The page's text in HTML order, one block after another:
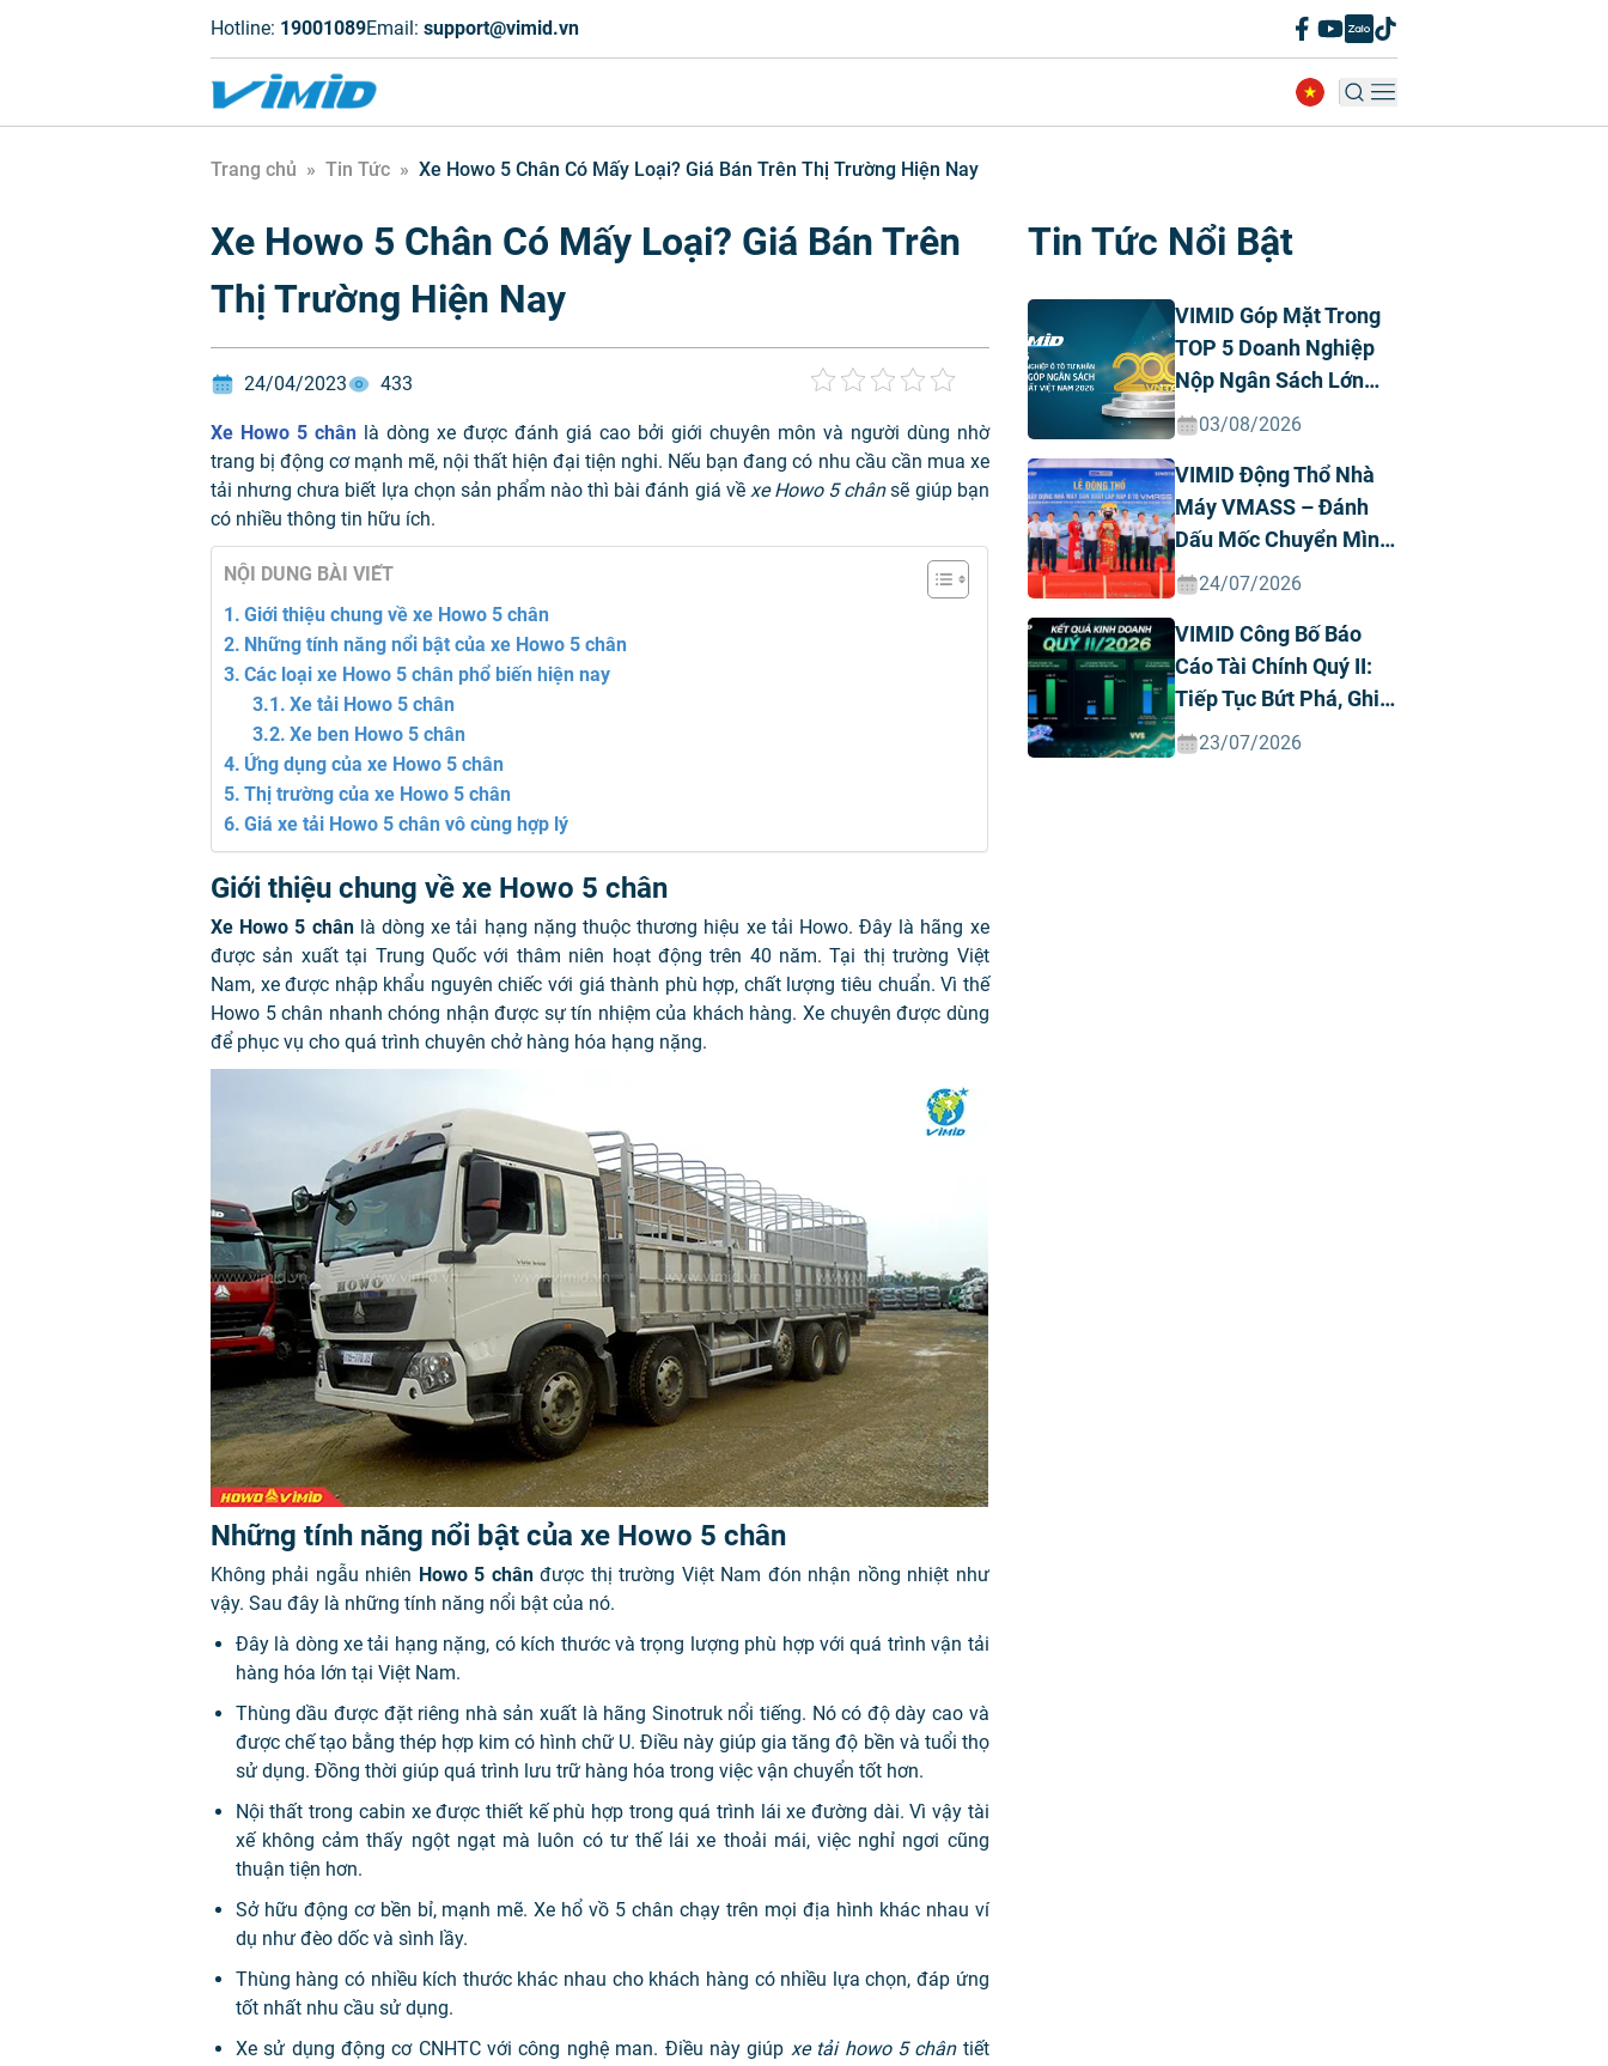
Hotline: 19001089Email: support@vimid.vn
Trang chủ » Tin Tức » Xe Howo 5 Chân Có Mấy Loại? Giá Bán Trên Thị Trường Hiện Nay
Xe Howo 5 Chân Có Mấy Loại? Giá Bán Trên
Thị Trường Hiện Nay
24/04/2023 433
Xe Howo 5 chânlà dòng xe được đánh giá cao bởi giới chuyên môn và người dùng nhờ
trang bị động cơ mạnh mẽ, nội thất hiện đại tiện nghi. Nếu bạn đang có nhu cầu cần mua xe
tải nhưng chưa biết lựa chọn sản phẩm nào thì bài đánh giá về xe Howo 5 chânsẽ giúp bạn
có nhiều thông tin hữu ích.
NỘI DUNG BÀI VIẾT
Giới thiệu chung về xe Howo 5 chân
Những tính năng nổi bật của xe Howo 5 chân
Các loại xe Howo 5 chân phổ biến hiện nay
Xe tải Howo 5 chân
Xe ben Howo 5 chân
Ứng dụng của xe Howo 5 chân
Thị trường của xe Howo 5 chân
Giá xe tải Howo 5 chân vô cùng hợp lý
Giới thiệu chung về xe Howo 5 chân
Xe Howo 5 chânlà dòng xe tải hạng nặng thuộc thương hiệu xe tải Howo. Đây là hãng xe
được sản xuất tại Trung Quốc với thâm niên hoạt động trên 40 năm. Tại thị trường Việt
Nam, xe được nhập khẩu nguyên chiếc với giá thành phù hợp, chất lượng tiêu chuẩn. Vì thế
Howo 5 chân nhanh chóng nhận được sự tín nhiệm của khách hàng. Xe chuyên được dùng
để phục vụ cho quá trình chuyên chở hàng hóa hạng nặng.
Những tính năng nổi bật của xe Howo 5 chân
Không phải ngẫu nhiên Howo 5 chânđược thị trường Việt Nam đón nhận nồng nhiệt như
vậy. Sau đây là những tính năng nổi bật của nó.
Đây là dòng xe tải hạng nặng, có kích thước và trọng lượng phù hợp với quá trình vận tải
hàng hóa lớn tại Việt Nam.
Thùng dầu được đặt riêng nhà sản xuất là hãng Sinotruk nổi tiếng. Nó có độ dày cao và
được chế tạo bằng thép hợp kim có hình chữ U. Điều này giúp gia tăng độ bền và tuổi thọ
sử dụng. Đồng thời giúp quá trình lưu trữ hàng hóa trong việc vận chuyển tốt hơn.
Nội thất trong cabin xe được thiết kế phù hợp trong quá trình lái xe đường dài. Vì vậy tài
xế không cảm thấy ngột ngạt mà luôn có tư thế lái xe thoải mái, việc nghỉ ngơi cũng
thuận tiện hơn.
Sở hữu động cơ bền bỉ, mạnh mẽ. Xe hổ vồ 5 chân chạy trên mọi địa hình khác nhau ví
dụ như đèo dốc và sình lầy.
Thùng hàng có nhiều kích thước khác nhau cho khách hàng có nhiều lựa chọn, đáp ứng
tốt nhất nhu cầu sử dụng.
Xe sử dụng động cơ CNHTC với công nghệ man. Điều này giúp xe tải howo 5 chântiết
Tin Tức Nổi Bật
VIMID Góp Mặt Trong
TOP 5 Doanh Nghiệp
Nộp Ngân Sách Lớn
Nhất Việt Nam Năm
Nhân
03/08/2026
VIMID Động Thổ Nhà
Máy VMASS – Đánh
Dấu Mốc Chuyển Mình
Chiến Lược
24/07/2026
VIMID Công Bố Báo
Cáo Tài Chính Quý II:
Tiếp Tục Bứt Phá, Ghi
Nhận Doanh Thu Và
23/07/2026